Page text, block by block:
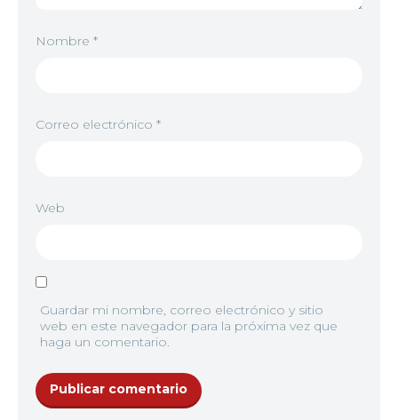
Nombre *
Correo electrónico *
Web
Guardar mi nombre, correo electrónico y sitio
web en este navegador para la próxima vez que
haga un comentario.